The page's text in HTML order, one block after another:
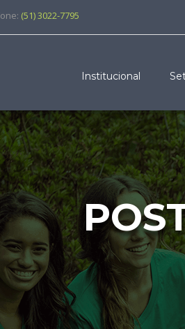
(51) 3022-7795
Institucional